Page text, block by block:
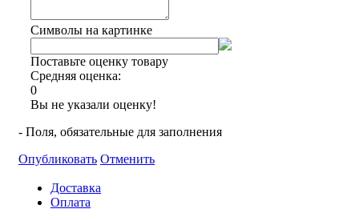
Символы на картинке
Поставьте оценку товару
Средняя оценка:
0
Вы не указали оценку!
- Поля, обязательные для заполнения
Опубликовать Отменить
Доставка
Оплата